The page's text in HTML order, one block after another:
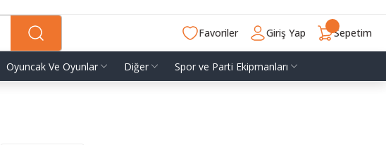
Favoriler Giriş Yap Sepetim
Oyuncak Ve Oyunlar Diğer Spor ve Parti Ekipmanları